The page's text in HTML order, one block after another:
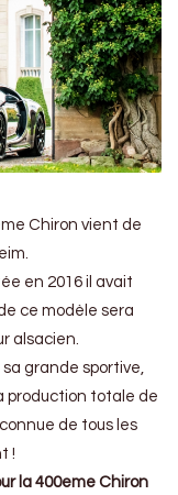
Chiron vient de
en 2016 il avait
ce modèle sera
alsacien.
grande sportive,
production totale de
de tous les
!
la 400eme Chiron